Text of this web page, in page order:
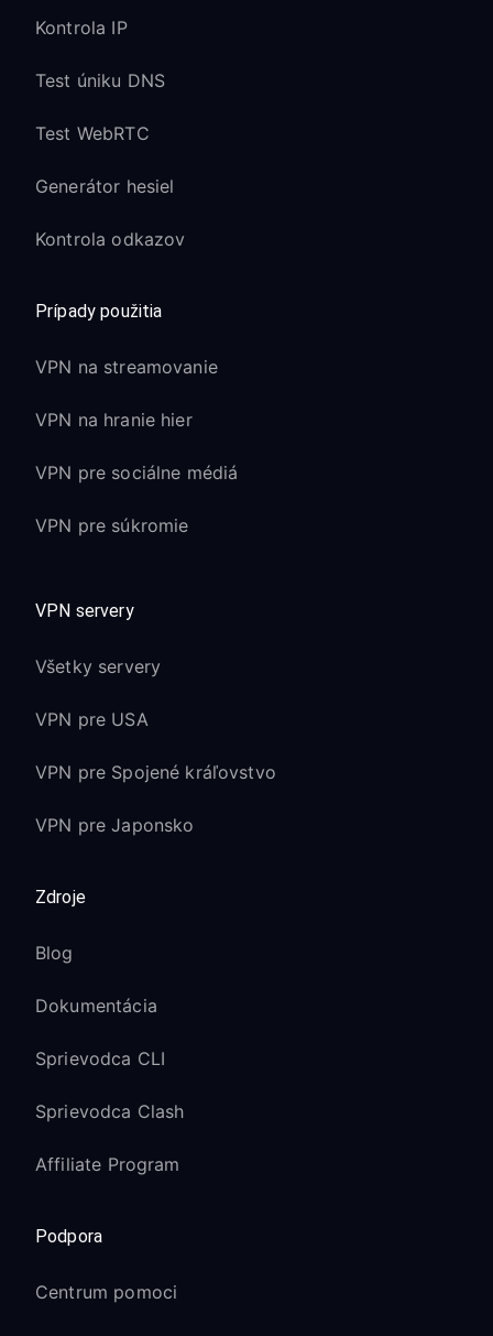
Kontrola IP
Test úniku DNS
Test WebRTC
Generátor hesiel
Kontrola odkazov
Prípady použitia
VPN na streamovanie
VPN na hranie hier
VPN pre sociálne médiá
VPN pre súkromie
VPN servery
Všetky servery
VPN pre USA
VPN pre Spojené kráľovstvo
VPN pre Japonsko
Zdroje
Blog
Dokumentácia
Sprievodca CLI
Sprievodca Clash
Affiliate Program
Podpora
Centrum pomoci